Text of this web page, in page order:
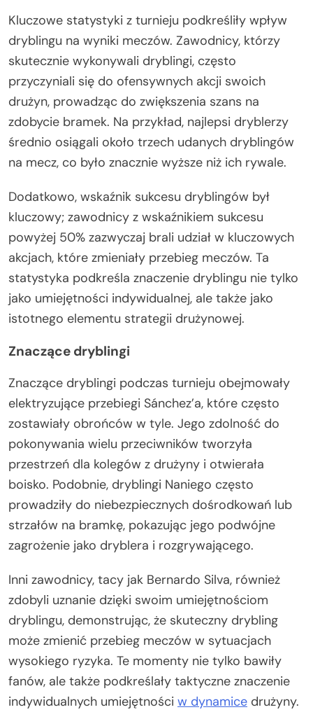
Kluczowe statystyki z turnieju podkreśliły wpływ
dryblingu na wyniki meczów. Zawodnicy, którzy
skutecznie wykonywali dryblingi, często
przyczyniali się do ofensywnych akcji swoich
drużyn, prowadząc do zwiększenia szans na
zdobycie bramek. Na przykład, najlepsi dryblerzy
średnio osiągali około trzech udanych dryblingów
na mecz, co było znacznie wyższe niż ich rywale.
Dodatkowo, wskaźnik sukcesu dryblingów był
kluczowy; zawodnicy z wskaźnikiem sukcesu
powyżej 50% zazwyczaj brali udział w kluczowych
akcjach, które zmieniały przebieg meczów. Ta
statystyka podkreśla znaczenie dryblingu nie tylko
jako umiejętności indywidualnej, ale także jako
istotnego elementu strategii drużynowej.
Znaczące dryblingi
Znaczące dryblingi podczas turnieju obejmowały
elektryzujące przebiegi Sánchez’a, które często
zostawiały obrońców w tyle. Jego zdolność do
pokonywania wielu przeciwników tworzyła
przestrzeń dla kolegów z drużyny i otwierała
boisko. Podobnie, dryblingi Naniego często
prowadziły do niebezpiecznych dośrodkowań lub
strzałów na bramkę, pokazując jego podwójne
zagrożenie jako dryblera i rozgrywającego.
Inni zawodnicy, tacy jak Bernardo Silva, również
zdobyli uznanie dzięki swoim umiejętnościom
dryblingu, demonstrując, że skuteczny drybling
może zmienić przebieg meczów w sytuacjach
wysokiego ryzyka. Te momenty nie tylko bawiły
fanów, ale także podkreślały taktyczne znaczenie
indywidualnych umiejętności w dynamice drużyny.